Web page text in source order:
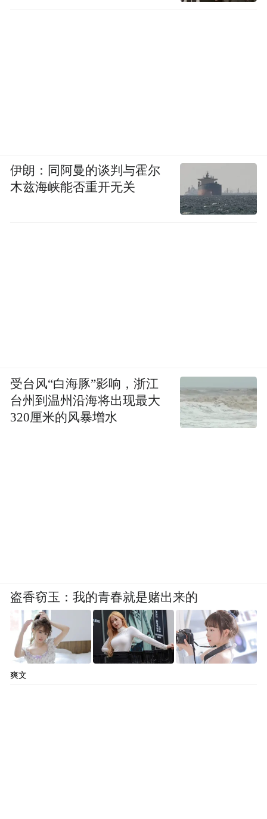
伊朗：同阿曼的谈判与霍尔
木兹海峡能否重开无关
受台风“白海豚”影响，浙江
台州到温州沿海将出现最大
320厘米的风暴增水
盗香窃玉：我的青春就是赌出来的
爽文